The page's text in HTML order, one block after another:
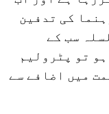
کی تدفین
سب کے
تو پٹرولیم
میں اضافے سے